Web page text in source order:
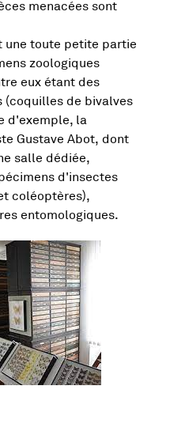
menacées sont
une toute petite partie
zoologiques
eux étant des
(coquilles de bivalves
d'exemple, la
Gustave Abot, dont
salle dédiée,
d'insectes
coléoptères),
entomologiques.